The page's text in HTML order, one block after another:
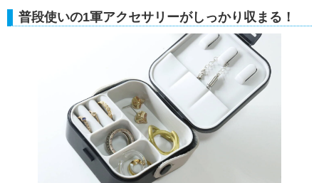
普段使いの1軍アクセサリーがしっかり収まる！